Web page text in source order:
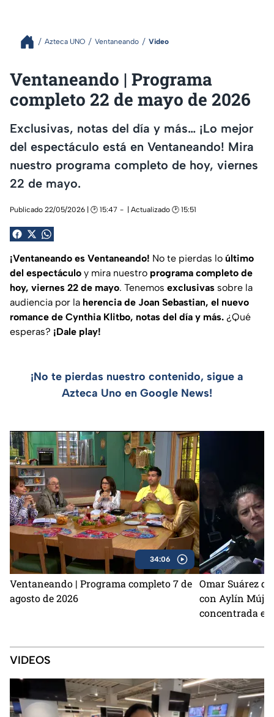
Azteca UNO Ventaneando Video
Ventaneando | Programa
completo 22 de mayo de 2026
Exclusivas, notas del día y más… ¡Lo mejor
del espectáculo está en Ventaneando! Mira
nuestro programa completo de hoy, viernes
22 de mayo.
Publicado 22/05/2026 | 🕑 15:47 | Actualizado 🕑 15:51
¡Ventaneando es Ventaneando! No te pierdas lo último
del espectáculo y mira nuestro programa completo de
hoy, viernes 22 de mayo. Tenemos exclusivas sobre la
audiencia por la herencia de Joan Sebastian, el nuevo
romance de Cynthia Klitbo, notas del día y más. ¿Qué
esperas? ¡Dale play!
¡No te pierdas nuestro contenido, sigue a
Azteca Uno en Google News!
34:06
Ventaneando | Programa completo 7 de
agosto de 2026
Omar Suárez
con Aylín
concentrada en
VIDEOS